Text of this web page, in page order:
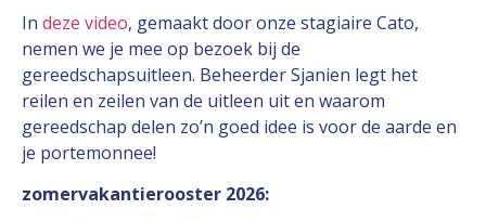
In deze video, gemaakt door onze stagiaire Cato,
nemen we je mee op bezoek bij de
gereedschapsuitleen. Beheerder Sjanien legt het
reilen en zeilen van de uitleen uit en waarom
gereedschap delen zo’n goed idee is voor de aarde en
je portemonnee!
zomervakantierooster 2026: